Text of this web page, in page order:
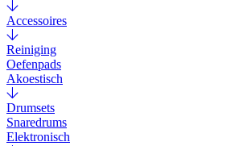
Accessoires
Reiniging
Oefenpads
Akoestisch
Drumsets
Snaredrums
Elektronisch